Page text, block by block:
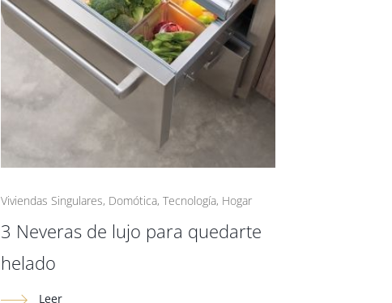
Viviendas Singulares, Domótica,Tecnología, Hogar
3 Neveras de lujo para quedarte
helado
Leer